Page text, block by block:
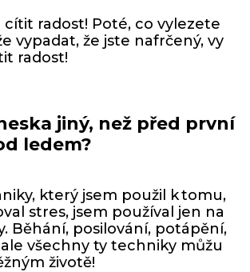
radost! Poté, co vylezete
vypadat, že jste nafrčený, vy
radost!
jiný, než před první
ledem?
který jsem použil k tomu,
stres, jsem používal jen na
Běhání, posilování, potápění,
všechny ty techniky můžu
životě!